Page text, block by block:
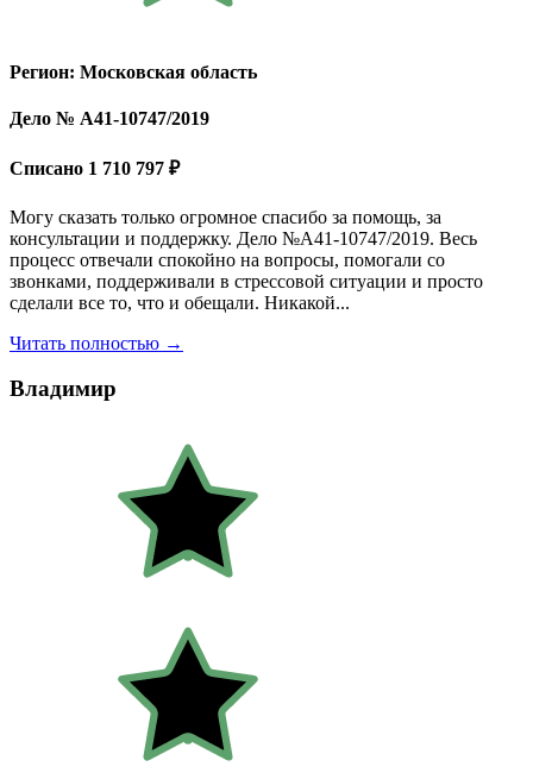
Регион: Московская область
Дело № А41-10747/2019
Списано 1 710 797 ₽
Могу сказать только огромное спасибо за помощь, за
консультации и поддержку. Дело №А41-10747/2019. Весь
процесс отвечали спокойно на вопросы, помогали со
звонками, поддерживали в стрессовой ситуации и просто
сделали все то, что и обещали. Никакой...
Читать полностью →
Владимир